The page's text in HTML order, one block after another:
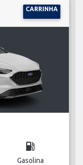
CARRINHA
local_gas_station
Gasolina